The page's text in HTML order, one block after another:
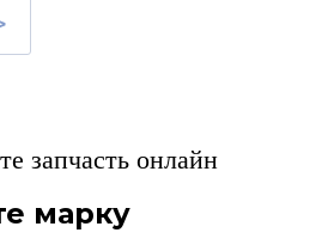
запчасть онлайн
марку